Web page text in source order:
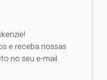
do Pensamento
Suy e Gabriel Rolón
inédito sobre os
da felicidade
e receba nossas
no seu e-mail.